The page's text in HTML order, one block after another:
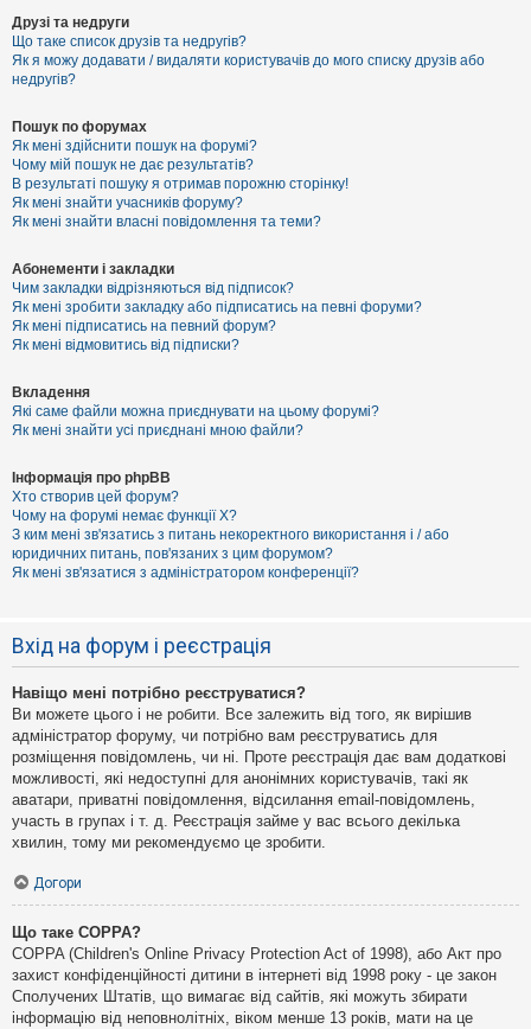
Друзі та недруги
Що таке список друзів та недругів?
Як я можу додавати / видаляти користувачів до мого списку друзів або
недругів?
Пошук по форумах
Як мені здійснити пошук на форумі?
Чому мій пошук не дає результатів?
В результаті пошуку я отримав порожню сторінку!
Як мені знайти учасників форуму?
Як мені знайти власні повідомлення та теми?
Абонементи і закладки
Чим закладки відрізняються від підписок?
Як мені зробити закладку або підписатись на певні форуми?
Як мені підписатись на певний форум?
Як мені відмовитись від підписки?
Вкладення
Які саме файли можна приєднувати на цьому форумі?
Як мені знайти усі приєднані мною файли?
Інформація про phpBB
Хто створив цей форум?
Чому на форумі немає функції X?
З ким мені зв'язатись з питань некоректного використання і / або
юридичних питань, пов'язаних з цим форумом?
Як мені зв'язатися з адміністратором конференції?
Вхід на форум і реєстрація
Навіщо мені потрібно реєструватися?
Ви можете цього і не робити. Все залежить від того, як вирішив
адміністратор форуму, чи потрібно вам реєструватись для
розміщення повідомлень, чи ні. Проте реєстрація дає вам додаткові
можливості, які недоступні для анонімних користувачів, такі як
аватари, приватні повідомлення, відсилання email-повідомлень,
участь в групах і т. д. Реєстрація займе у вас всього декілька
хвилин, тому ми рекомендуємо це зробити.
Догори
Що таке COPPA?
COPPA (Children's Online Privacy Protection Act of 1998), або Акт про
захист конфіденційності дитини в інтернеті від 1998 року - це закон
Сполучених Штатів, що вимагає від сайтів, які можуть збирати
інформацію від неповнолітніх, віком менше 13 років, мати на це